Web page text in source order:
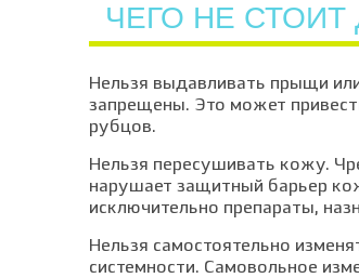
ЧЕГО НЕ СТОИТ
Нельзя выдавливать прыщи
запрещены. Это может
рубцов.
Нельзя пересушивать кожу.
нарушает защитный барьер
исключительно препараты,
Нельзя самостоятельно
системности. Самовольное